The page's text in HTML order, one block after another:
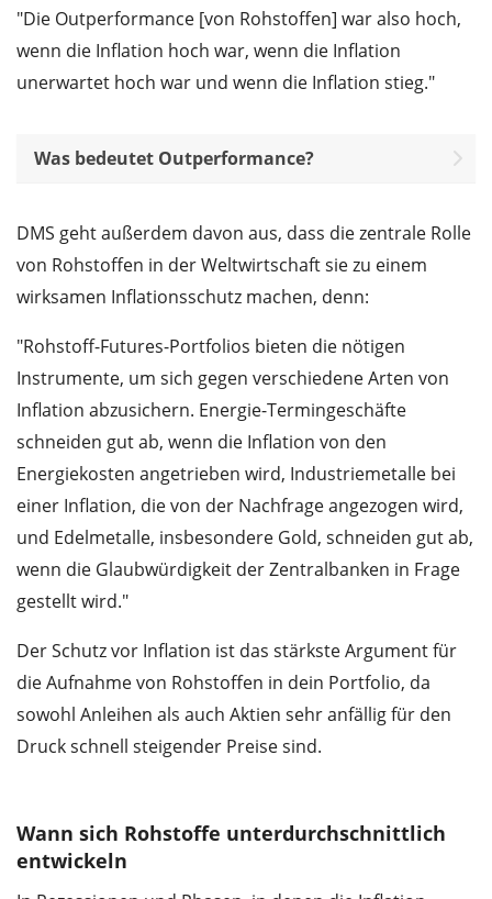
"Die Outperformance [von Rohstoffen] war also hoch,
wenn die Inflation hoch war, wenn die Inflation
unerwartet hoch war und wenn die Inflation stieg."
Was bedeutet Outperformance?
DMS geht außerdem davon aus, dass die zentrale Rolle
von Rohstoffen in der Weltwirtschaft sie zu einem
wirksamen Inflationsschutz machen, denn:
"Rohstoff-Futures-Portfolios bieten die nötigen
Instrumente, um sich gegen verschiedene Arten von
Inflation abzusichern. Energie-Termingeschäfte
schneiden gut ab, wenn die Inflation von den
Energiekosten angetrieben wird, Industriemetalle bei
einer Inflation, die von der Nachfrage angezogen wird,
und Edelmetalle, insbesondere Gold, schneiden gut ab,
wenn die Glaubwürdigkeit der Zentralbanken in Frage
gestellt wird."
Der Schutz vor Inflation ist das stärkste Argument für
die Aufnahme von Rohstoffen in dein Portfolio, da
sowohl Anleihen als auch Aktien sehr anfällig für den
Druck schnell steigender Preise sind.
Wann sich Rohstoffe unterdurchschnittlich
entwickeln